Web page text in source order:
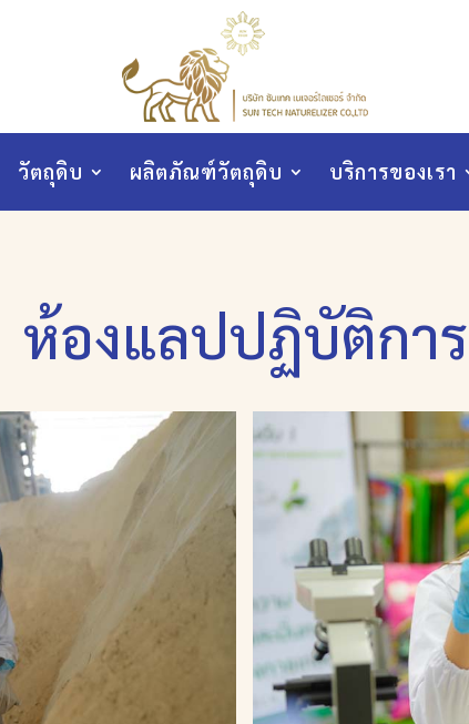
วัตถุดิบ ผลิตภัณฑ์วัตถุดิบ บริการของเรา
ห้องแลปปฏิบัติการ